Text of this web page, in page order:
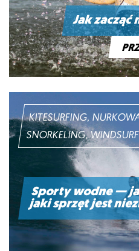
Jak zacząć
KITESURFING,
SNORKELING,
Sporty wodne —
jaki sprzęt jest